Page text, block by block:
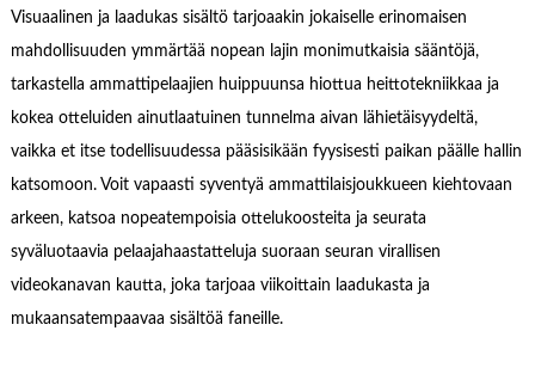
Visuaalinen ja laadukas sisältö tarjoaakin jokaiselle erinomaisen
mahdollisuuden ymmärtää nopean lajin monimutkaisia sääntöjä,
tarkastella ammattipelaajien huippuunsa hiottua heittotekniikkaa ja
kokea otteluiden ainutlaatuinen tunnelma aivan lähietäisyydeltä,
vaikka et itse todellisuudessa pääsisikään fyysisesti paikan päälle hallin
katsomoon. Voit vapaasti syventyä ammattilaisjoukkueen kiehtovaan
arkeen, katsoa nopeatempoisia ottelukoosteita ja seurata
syväluotaavia pelaajahaastatteluja suoraan seuran virallisen
videokanavan kautta, joka tarjoaa viikoittain laadukasta ja
mukaansatempaavaa sisältöä faneille.